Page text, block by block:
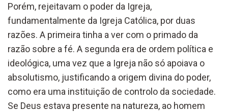
Porém, rejeitavam o poder da Igreja,
fundamentalmente da Igreja Católica, por duas
razões. A primeira tinha a ver com o primado da
razão sobre a fé. A segunda era de ordem política e
ideológica, uma vez que a Igreja não só apoiava o
absolutismo, justificando a origem divina do poder,
como era uma instituição de controlo da sociedade.
Se Deus estava presente na natureza, ao homem